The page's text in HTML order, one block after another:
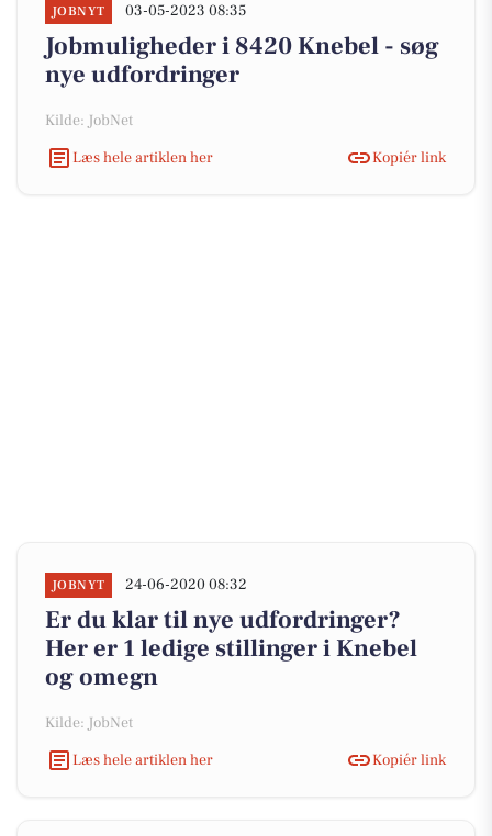
JOBNYT 03-05-2023 08:35
Jobmuligheder i 8420 Knebel - søg
nye udfordringer
Kilde: JobNet
Læs hele artiklen her
Kopiér link
JOBNYT 24-06-2020 08:32
Er du klar til nye udfordringer?
Her er 1 ledige stillinger i Knebel
og omegn
Kilde: JobNet
Læs hele artiklen her
Kopiér link